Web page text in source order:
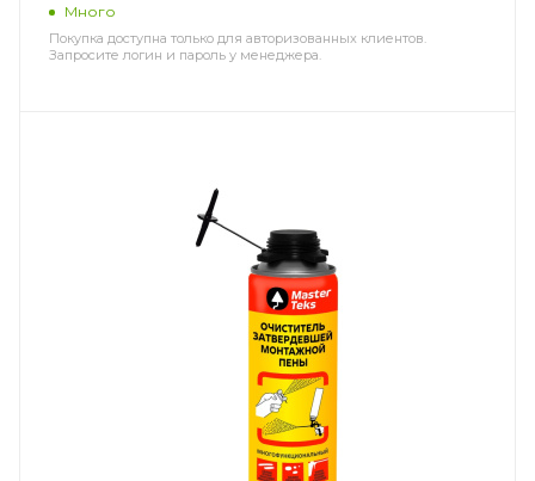
Много
Покупка доступна только для авторизованных клиентов.
Запросите логин и пароль у менеджера.